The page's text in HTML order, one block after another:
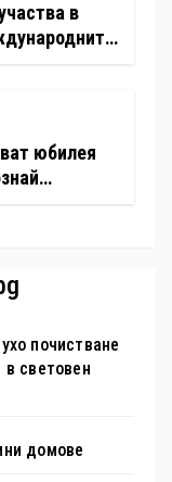
в
юбилея
почистване
в световен
домове